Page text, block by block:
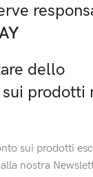
dello
prodotti
sui prodotti
nostra